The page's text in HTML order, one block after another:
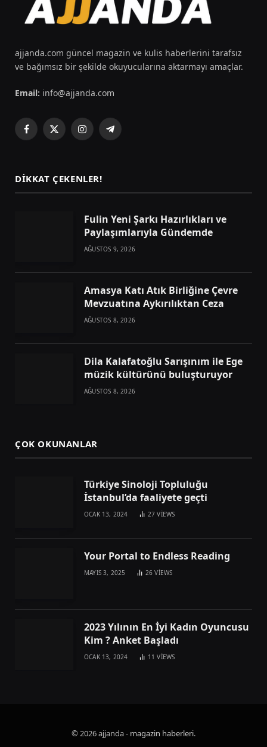
ajjanda.com güncel magazin ve kulis haberlerini tarafsız
ve bağımsız bir şekilde okuyucularına aktarmayı amaçlar.
Email: info@ajjanda.com
Facebook
X
InstagramTelegram
DIKKAT ÇEKENLER!
Fulin Yeni Şarkı Hazırlıkları ve
Paylaşımlarıyla Gündemde
AĞUSTOS 9, 2026
Amasya Katı Atık Birliğine Çevre
Mevzuatına Aykırılıktan Ceza
AĞUSTOS 8, 2026
Dila Kalafatoğlu Sarışınım ile Ege
müzik kültürünü buluşturuyor
AĞUSTOS 8, 2026
ÇOK OKUNANLAR
Türkiye Sinoloji Topluluğu
İstanbul’da faaliyete geçti
OCAK 13, 2024 27VIEWS
Your Portal to Endless Reading
MAYIS 3, 2025 26VIEWS
2023 Yılının En İyi Kadın Oyuncusu
Kim ? Anket Başladı
OCAK 13, 2024 11VIEWS
© 2026 ajjanda - magazin haberleri.